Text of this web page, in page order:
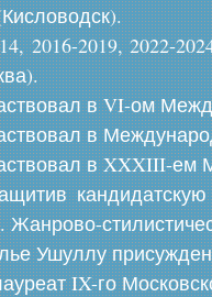
2016-2019, 2022-
в VI-ом
в
в XXXIII-
Жанрово-
Ушуллу
IX-го